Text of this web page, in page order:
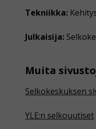
Tekniikka:
Julkaisija:
Muita
Selkokeskuksen
YLE:n selkouutiset